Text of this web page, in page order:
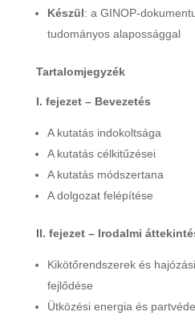
Készül: a GINOP-
tudományos alapossággal
Tartalomjegyzék
I. fejezet – Bevezetés
A kutatás indokoltsága
A kutatás célkitűzései
A kutatás módszertana
A dolgozat felépítése
II. fejezet – Irodalmi
Kikötőrendszerek és
fejlődése
Ütközési energia és